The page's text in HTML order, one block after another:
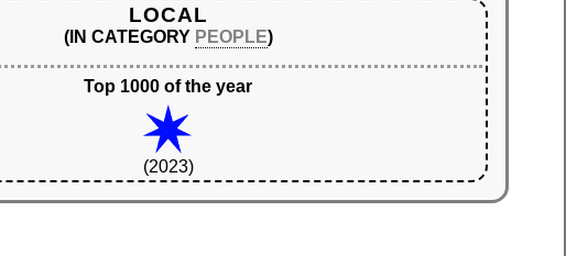
LOCAL
(IN CATEGORY PEOPLE)
Top 1000 of the year
(2023)